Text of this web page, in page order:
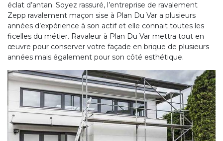
éclat d’antan. Soyez rassuré, l’entreprise de ravalement
Zepp ravalement maçon sise à Plan Du Var a plusieurs
années d’expérience à son actif et elle connait toutes les
ficelles du métier. Ravaleur à Plan Du Var mettra tout en
œuvre pour conserver votre façade en brique de plusieurs
années mais également pour son côté esthétique.